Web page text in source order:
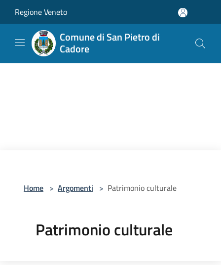
Regione Veneto
Comune di San Pietro di
Cadore
Home > Argomenti > Patrimonio culturale
Patrimonio culturale